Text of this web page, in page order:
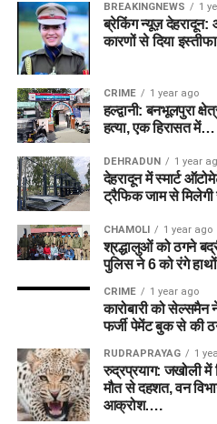
BREAKINGNEWS 1
ब्रेकिंग न्यूज़ देहरादून:
कारणों से दिया
CRIME 1 year ago
हल्द्वानी: बनभूलपुरा
हत्या, एक हिरासत में…
DEHRADUN 1 year
देहरादून में स्मार्ट
ट्रैफिक जाम से
CHAMOLI 1 year ago
श्रद्धालुओं को ठगने
पुलिस ने 6 को रंगे
CRIME 1 year ago
कारोबारी को सेल्समैन
फर्जी पेमेंट बुक से की
RUDRAPRAYAG 1
रुद्रप्रयाग: जखोली में
मौत से दहशत, वन
आक्रोश….